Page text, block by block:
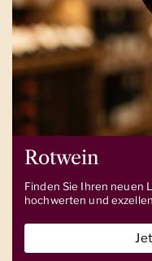
Rotwein
Finden Sie Ihren neuen
hochwerten und